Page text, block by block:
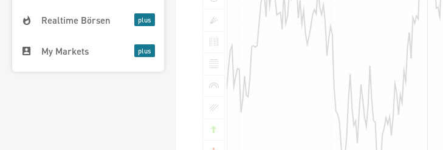
Realtime Börsen
My Markets